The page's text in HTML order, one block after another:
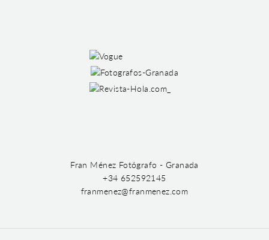
Fran Ménez Fotógrafo - Granada
+34 652592145
franmenez@franmenez.com